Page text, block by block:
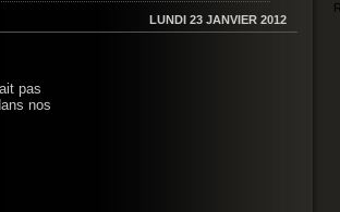
LUNDI 23 JANVIER 2012
pas
nos